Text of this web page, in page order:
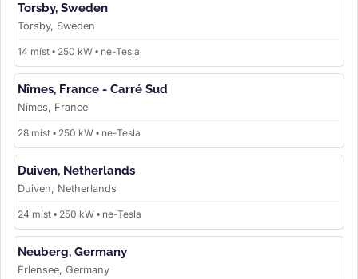
Torsby, Sweden
Torsby, Sweden
14 míst • 250 kW • ne-Tesla
Nîmes, France - Carré Sud
Nîmes, France
28 míst • 250 kW • ne-Tesla
Duiven, Netherlands
Duiven, Netherlands
24 míst • 250 kW • ne-Tesla
Neuberg, Germany
Erlensee, Germany